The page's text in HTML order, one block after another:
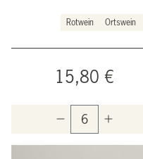
Rotwein Ortswein
15,80 €